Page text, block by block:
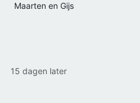
Maarten en Gijs
15 dagen later